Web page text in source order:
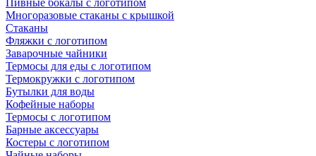
Пивные бокалы с логотипом
Многоразовые стаканы с крышкой
Стаканы
Фляжки с логотипом
Заварочные чайники
Термосы для еды с логотипом
Термокружки с логотипом
Бутылки для воды
Кофейные наборы
Термосы с логотипом
Барные аксессуары
Костеры с логотипом